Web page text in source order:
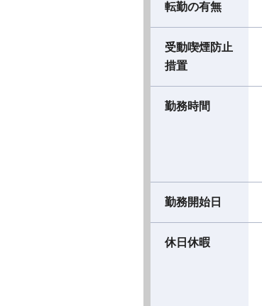
転勤の有無
受動喫煙防止
措置
勤務時間
勤務開始日
休日休暇